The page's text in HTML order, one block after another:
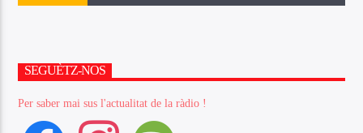
SEGUÈTZ-NOS
Per saber mai sus l'actualitat de la ràdio !
facebook
instagram spotify